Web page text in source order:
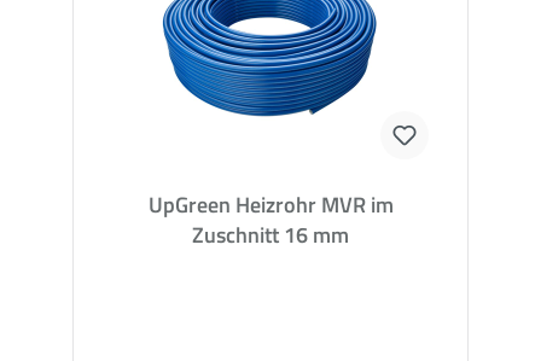
UpGreen Heizrohr MVR im
Zuschnitt 16 mm